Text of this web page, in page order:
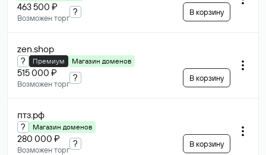
463 500 ₽
Возможен торг
? В корзину
zen.shop
? Премиум Магазин доменов
515 000 ₽
Возможен торг
? В корзину
птз.рф
? Магазин доменов
280 000 ₽
Возможен торг
? В корзину